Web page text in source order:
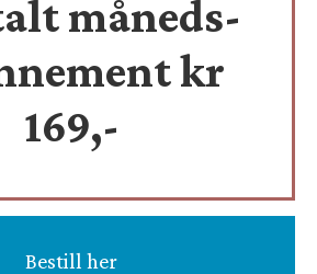
måneds-
kr
169,-
Bestill her